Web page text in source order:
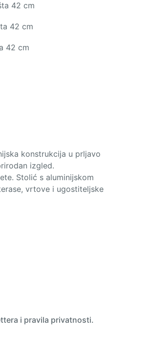
42 cm
42 cm
42 cm
konstrukcija u prljavo
izgled.
Stolić s aluminijskom
vrtove i ugostiteljske
i pravila privatnosti.